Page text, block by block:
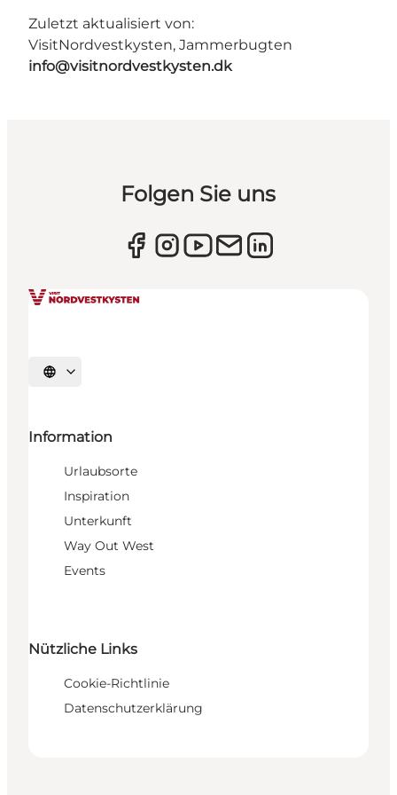
Zuletzt aktualisiert von:
VisitNordvestkysten, Jammerbugten
info@visitnordvestkysten.dk
Folgen Sie uns
Sprache auswählen
Information
Urlaubsorte
Inspiration
Unterkunft
Way Out West
Events
Nützliche Links
Cookie-Richtlinie
Datenschutzerklärung